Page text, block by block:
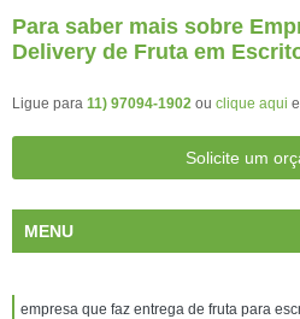
Para saber mais sobre
Delivery de Fruta em
Ligue para 11) 97094-1902 ou clique aqui
Solicite um
MENU
empresa que faz entrega de fruta para